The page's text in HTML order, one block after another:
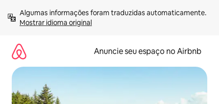
para
Mostrar idioma original
Anuncie seu espaço no Airbnb